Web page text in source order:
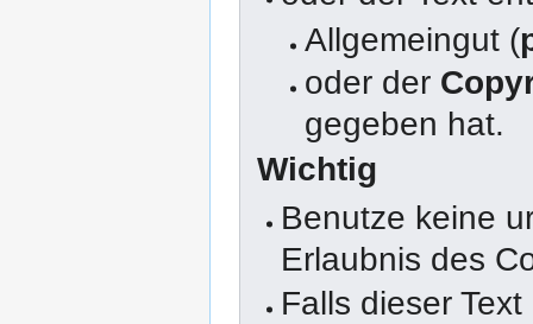
Allgemeingut (
oder der
gegeben hat.
Wichtig
Benutze keine
Erlaubnis des
Falls dieser